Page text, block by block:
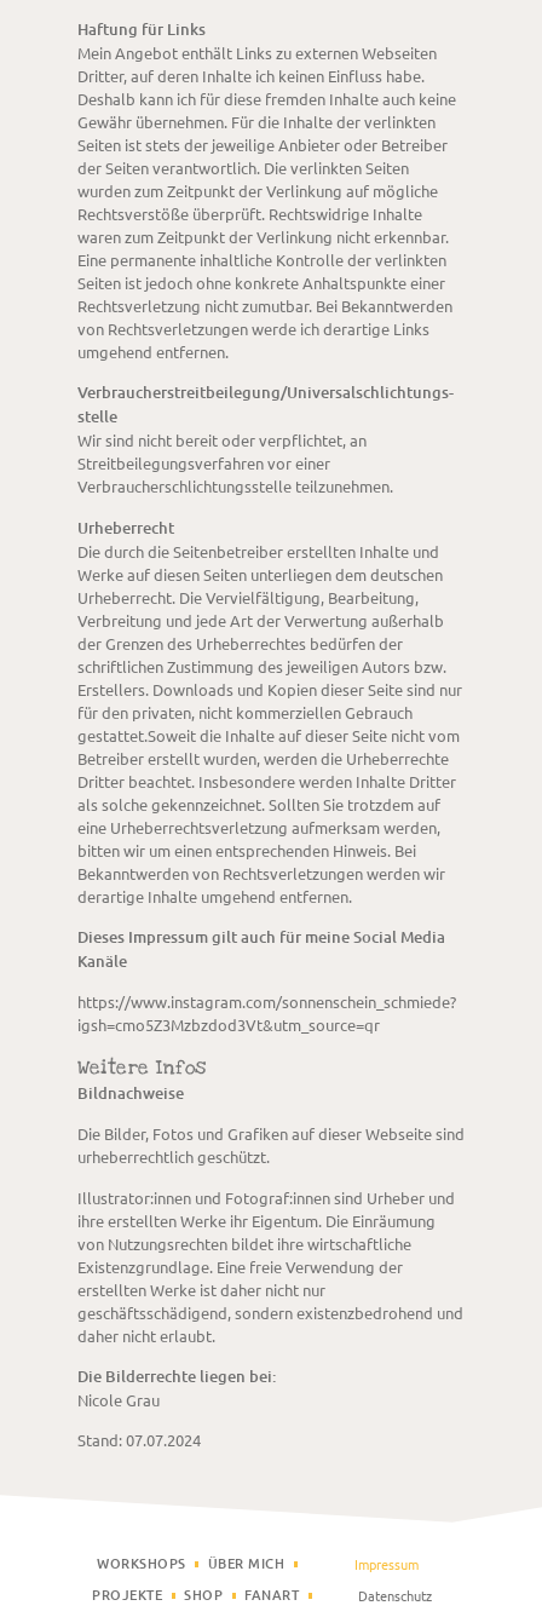
Haftung für Links
Mein Angebot enthält Links zu externen Webseiten
Dritter, auf deren Inhalte ich keinen Einfluss habe.
Deshalb kann ich für diese fremden Inhalte auch keine
Gewähr übernehmen. Für die Inhalte der verlinkten
Seiten ist stets der jeweilige Anbieter oder Betreiber
der Seiten verantwortlich. Die verlinkten Seiten
wurden zum Zeitpunkt der Verlinkung auf mögliche
Rechtsverstöße überprüft. Rechtswidrige Inhalte
waren zum Zeitpunkt der Verlinkung nicht erkennbar.
Eine permanente inhaltliche Kontrolle der verlinkten
Seiten ist jedoch ohne konkrete Anhaltspunkte einer
Rechtsverletzung nicht zumutbar. Bei Bekanntwerden
von Rechtsverletzungen werde ich derartige Links
umgehend entfernen.
Verbraucher­streit­beilegung/Universal­schlichtungs­
stelle
Wir sind nicht bereit oder verpflichtet, an
Streitbeilegungsverfahren vor einer
Verbraucherschlichtungsstelle teilzunehmen.
Urheberrecht
Die durch die Seitenbetreiber erstellten Inhalte und
Werke auf diesen Seiten unterliegen dem deutschen
Urheberrecht. Die Vervielfältigung, Bearbeitung,
Verbreitung und jede Art der Verwertung außerhalb
der Grenzen des Urheberrechtes bedürfen der
schriftlichen Zustimmung des jeweiligen Autors bzw.
Erstellers. Downloads und Kopien dieser Seite sind nur
für den privaten, nicht kommerziellen Gebrauch
gestattet.Soweit die Inhalte auf dieser Seite nicht vom
Betreiber erstellt wurden, werden die Urheberrechte
Dritter beachtet. Insbesondere werden Inhalte Dritter
als solche gekennzeichnet. Sollten Sie trotzdem auf
eine Urheberrechtsverletzung aufmerksam werden,
bitten wir um einen entsprechenden Hinweis. Bei
Bekanntwerden von Rechtsverletzungen werden wir
derartige Inhalte umgehend entfernen.
Dieses Impressum gilt auch für meine Social Media
Kanäle
https://www.instagram.com/sonnenschein_schmiede?
igsh=cmo5Z3Mzbzdod3Vt&utm_source=qr
Weitere Infos
Bildnachweise
Die Bilder, Fotos und Grafiken auf dieser Webseite sind
urheberrechtlich geschützt.
Illustrator:innen und Fotograf:innen sind Urheber und
ihre erstellten Werke ihr Eigentum. Die Einräumung
von Nutzungsrechten bildet ihre wirtschaftliche
Existenzgrundlage. Eine freie Verwendung der
erstellten Werke ist daher nicht nur
geschäftsschädigend, sondern existenzbedrohend und
daher nicht erlaubt.
Die Bilderrechte liegen bei:
Nicole Grau
Stand: 07.07.2024
WORKSHOPS
ÜBER MICH
PROJEKTE
SHOP
FANART
Impressum
Datenschutz